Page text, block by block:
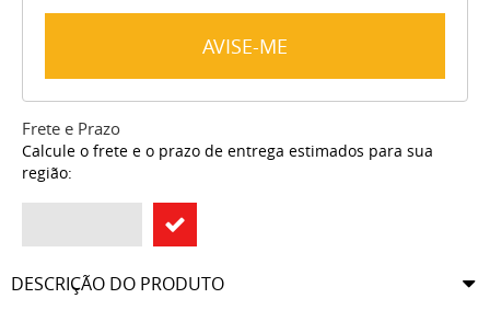
AVISE-ME
Frete e Prazo
Calcule o frete e o prazo de entrega estimados para sua
região:
DESCRIÇÃO DO PRODUTO